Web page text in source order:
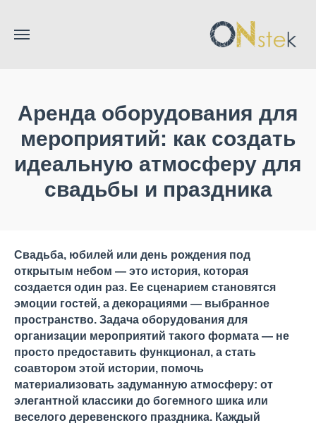
Аренда оборудования для
мероприятий: как создать
идеальную атмосферу для
свадьбы и праздника
Свадьба, юбилей или день рождения под
открытым небом — это история, которая
создается один раз. Ее сценарием становятся
эмоции гостей, а декорациями — выбранное
пространство. Задача оборудования для
организации мероприятий такого формата — не
просто предоставить функционал, а стать
соавтором этой истории, помочь
материализовать задуманную атмосферу: от
элегантной классики до богемного шика или
веселого деревенского праздника. Каждый